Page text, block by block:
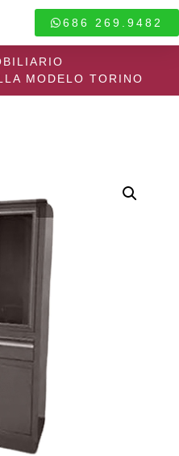
686 269.9482
MODELO TORINO